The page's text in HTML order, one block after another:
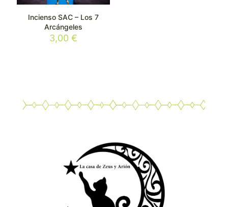
Incienso SAC – Los 7
Arcángeles
3,00€